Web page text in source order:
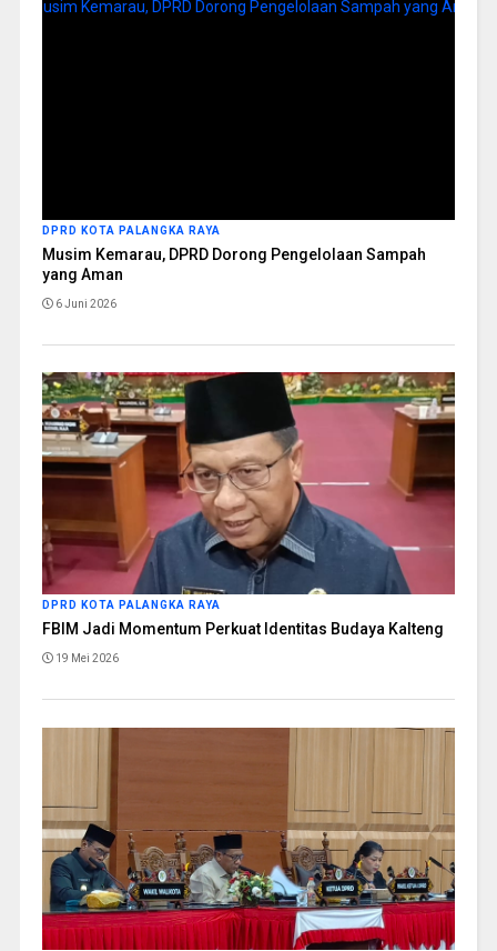
DPRD KOTA PALANGKA RAYA
Musim Kemarau, DPRD Dorong Pengelolaan Sampah
yang Aman
6 Juni 2026
DPRD KOTA PALANGKA RAYA
FBIM Jadi Momentum Perkuat Identitas Budaya Kalteng
19 Mei 2026